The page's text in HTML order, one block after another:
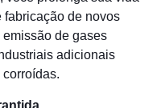
fabricação de novos
de gases
adicionais